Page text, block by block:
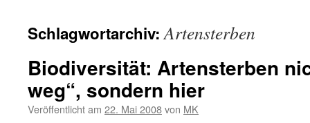
Schlagwortarchiv:Artensterben
Biodiversität: Artensterben
weg“, sondern hier
Veröffentlicht am 22. Mai 2008von MK